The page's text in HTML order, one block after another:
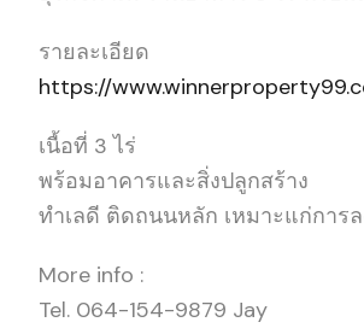
รายละเอียด
https://
เนื้อที่ 3 ไร่
พร้อมอาคารและสิ่งปลูกสร้าง
ทำเลดี ติดถนนหลัก เหมาะแก่การ
More info :
Tel. 064-154-9879 Jay